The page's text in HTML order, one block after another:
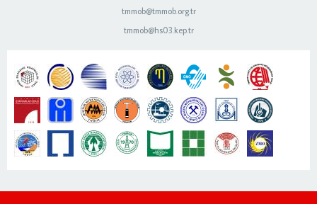
tmmob@tmmob.org.tr
tmmob@hs03.kep.tr